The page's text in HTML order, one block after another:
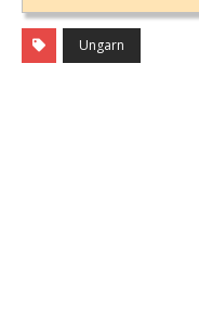
Reisebestimmungen,
Einreisevoraussetzunge
n und anderen wichtigen
Ungarn